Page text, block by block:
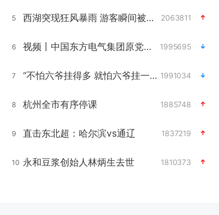
5 西湖突现狂风暴雨 游客瞬间被浇透 2063811
6 视频丨中国东方电气集团原党组副书记、董事宋致远被查 1995695
7 “不怕六爷挂得多 就怕六爷挂一颗” 1991034
8 杭州全市有序停课 1885748
9 直击东北超：哈尔滨vs通辽 1837219
10 永和豆浆创始人林炳生去世 1810373